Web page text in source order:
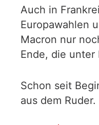
Auch in
Europawahlen
Macron nur
Ende, die
Schon seit
aus dem